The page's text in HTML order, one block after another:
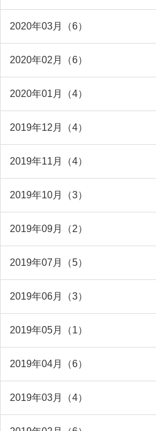
2020年03月（6）
2020年02月（6）
2020年01月（4）
2019年12月（4）
2019年11月（4）
2019年10月（3）
2019年09月（2）
2019年07月（5）
2019年06月（3）
2019年05月（1）
2019年04月（6）
2019年03月（4）